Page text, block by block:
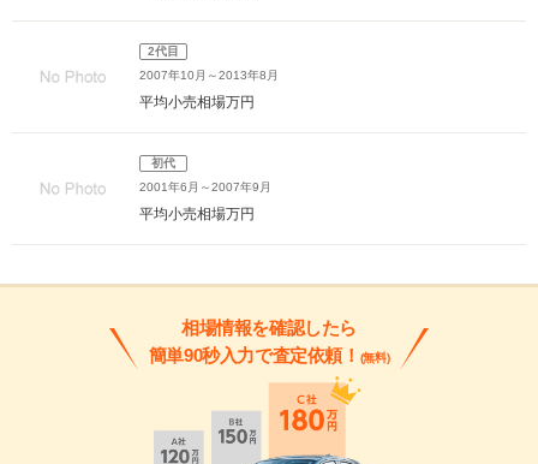
2代目
2007年10月～2013年8月
平均小売相場万円
初代
2001年6月～2007年9月
平均小売相場万円
相場情報を確認したら
簡単90秒入力で査定依頼！ (無料)